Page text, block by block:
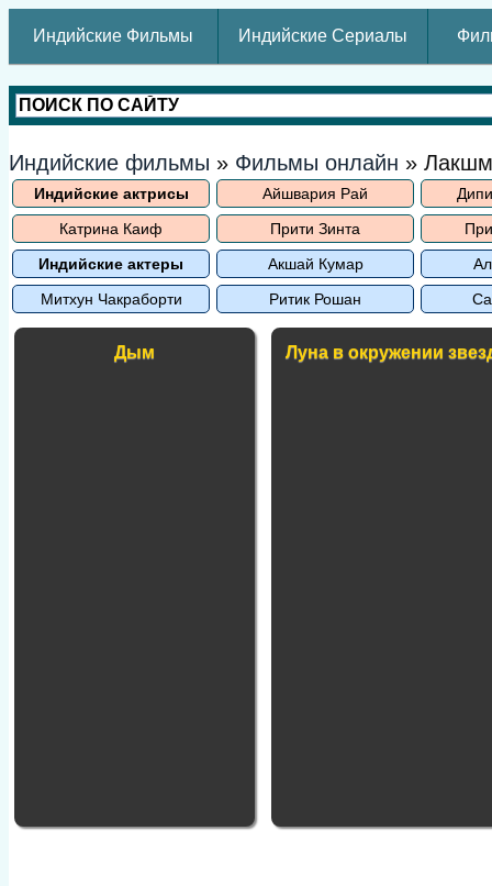
Индийские Фильмы Индийские Сериалы
Индийские фильмы » Фильмы онлайн »
Индийские актрисы Айшвария Рай
Катрина Каиф
Прити Зинта
Индийские актеры
Акшай Кумар
Митхун Чакраборти
Ритик Рошан
Дым Луна в окружении